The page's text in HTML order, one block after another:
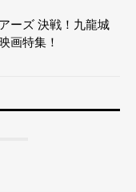
ーズ 決戦！九龍城
画特集！